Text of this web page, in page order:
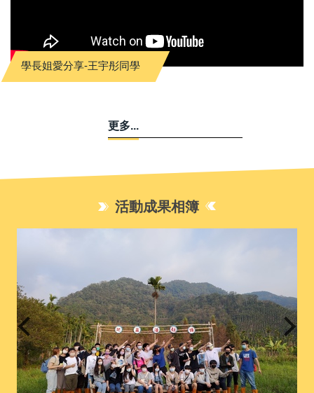
學長姐愛分享-王宇彤同學
更多...
活動成果相簿